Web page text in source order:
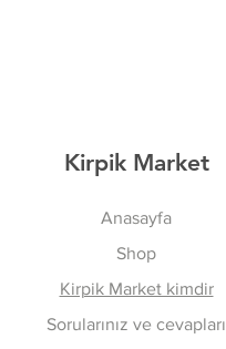
Kirpik Market
Anasayfa
Shop
Kirpik Market kimdir
Sorularınız ve cevapları